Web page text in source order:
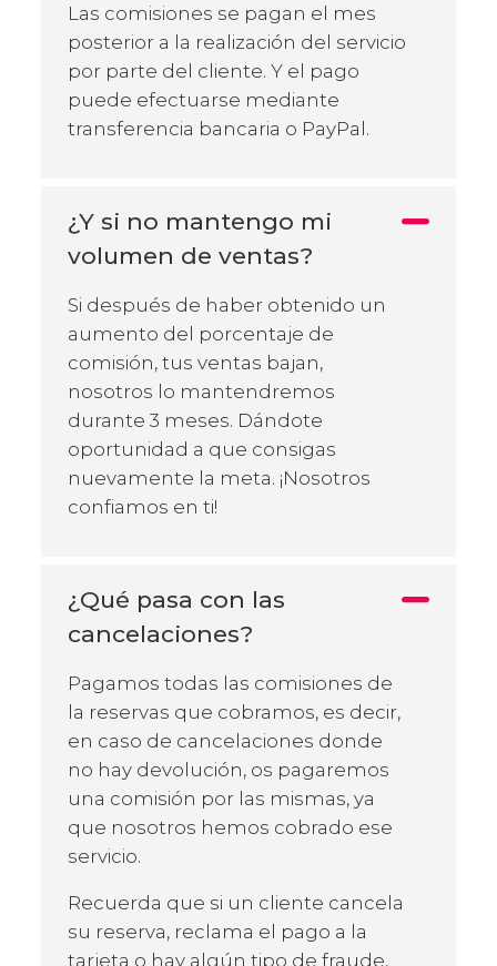
Las comisiones se pagan el mes
posterior a la realización del servicio
por parte del cliente. Y el pago
puede efectuarse mediante
transferencia bancaria o PayPal.
¿Y si no mantengo mi
volumen de ventas?
Si después de haber obtenido un
aumento del porcentaje de
comisión, tus ventas bajan,
nosotros lo mantendremos
durante 3 meses. Dándote
oportunidad a que consigas
nuevamente la meta. ¡Nosotros
confiamos en ti!
¿Qué pasa con las
cancelaciones?
Pagamos todas las comisiones de
la reservas que cobramos, es decir,
en caso de cancelaciones donde
no hay devolución, os pagaremos
una comisión por las mismas, ya
que nosotros hemos cobrado ese
servicio.
Recuerda que si un cliente cancela
su reserva, reclama el pago a la
tarjeta o hay algún tipo de fraude,